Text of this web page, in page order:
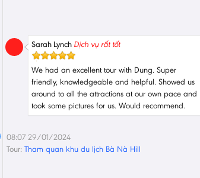
Sarah Lynch Dịch vụ rất tốt
We had an excellent tour with Dung. Super
friendly, knowledgeable and helpful. Showed us
around to all the attractions at our own pace and
took some pictures for us. Would recommend.
08:07 29/01/2024
Tour: Tham quan khu du lịch Bà Nà Hill